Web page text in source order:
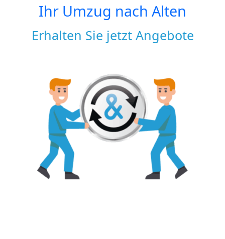
Ihr Umzug nach Alten
Erhalten Sie jetzt Angebote